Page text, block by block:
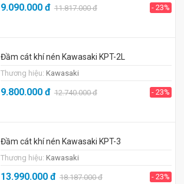
9.090.000đ 11.817.000đ - 23%
Đầm cát khí nén Kawasaki KPT-2L
Thương hiệu: Kawasaki
9.800.000đ 12.740.000đ - 23%
Đầm cát khí nén Kawasaki KPT-3
Thương hiệu: Kawasaki
13.990.000đ 18.187.000đ - 23%